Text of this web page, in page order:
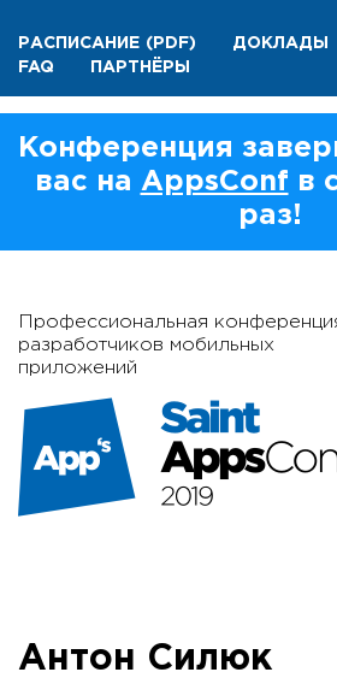
РАСПИСАНИЕ (PDF) ДОКЛАДЫ
FAQ
ПАРТНЁРЫ
Конференция
вас на AppsConf в
раз!
Профессиональная
разработчиков мобильных
приложений
Антон Силюк